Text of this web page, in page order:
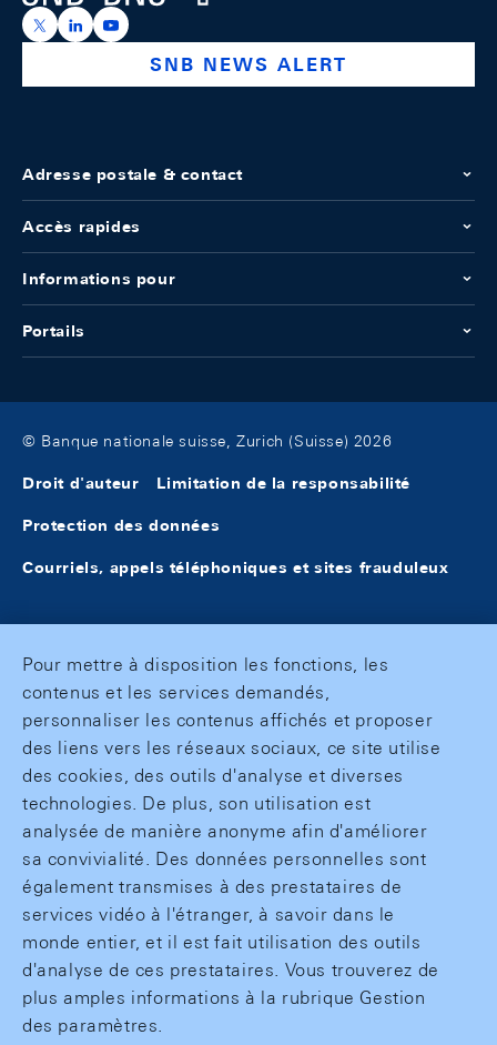
https://x.com/snb_bns
https://ch.linkedin.com/company/swiss-national-
https://www.youtube.com/@swissnationalbank
SNB NEWS ALERT
Adresse postale & contact
Accès rapides
Informations pour
Portails
© Banque nationale suisse, Zurich (Suisse) 2026
Droit d'auteur Limitation de la responsabilité
Protection des données
Courriels, appels téléphoniques et sites frauduleux
Pour mettre à disposition les fonctions, les
contenus et les services demandés,
personnaliser les contenus affichés et proposer
des liens vers les réseaux sociaux, ce site utilise
des cookies, des outils d'analyse et diverses
technologies. De plus, son utilisation est
analysée de manière anonyme afin d'améliorer
sa convivialité. Des données personnelles sont
également transmises à des prestataires de
services vidéo à l'étranger, à savoir dans le
monde entier, et il est fait utilisation des outils
d'analyse de ces prestataires. Vous trouverez de
plus amples informations à la rubrique Gestion
des paramètres.